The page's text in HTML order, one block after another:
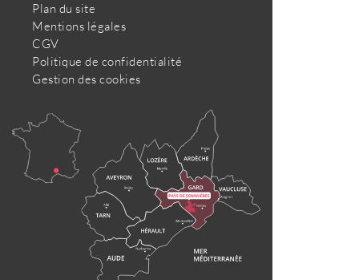
Plan du site
Mentions légales
CGV
Politique de confidentialité
Gestion des cookies